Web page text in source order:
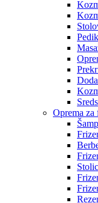
Oprema za